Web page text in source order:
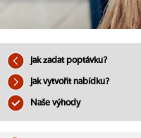
Jak zadat poptávku?
Jak vytvořit nabídku?
Naše výhody